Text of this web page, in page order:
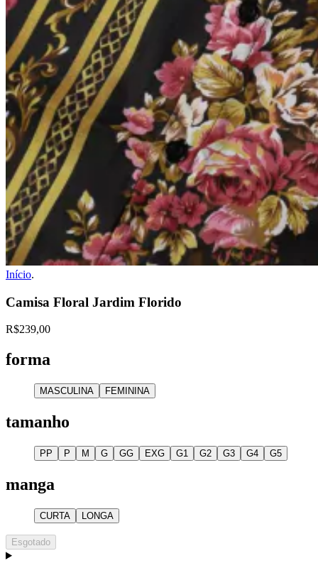
Início.
Camisa Floral Jardim Florido
R$239,00
forma
MASCULINA FEMININA
tamanho
PP P M G GG EXG G1 G2 G3 G4 G5
manga
CURTA LONGA
Esgotado